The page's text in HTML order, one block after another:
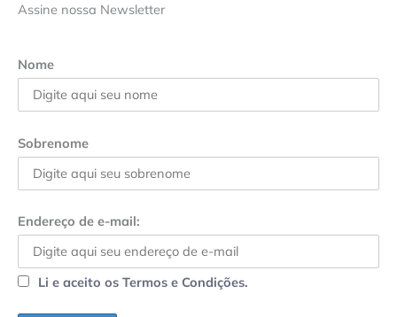
Assine nossa Newsletter
Nome
Sobrenome
Endereço de e-mail:
Li e aceito os Termos e Condições.